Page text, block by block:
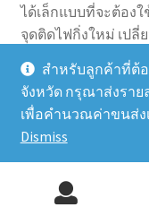
ได้เล็กแบบที่จะต้อง
จุดติดไฟกิ่งใหม่ เปลี่
อ่างอาบน้ำ แค่นี้ก็ดู
อารมณ์โดยรวมก็เป
สำหรับลูกค้าที่ต้อ
จังหวัด กรุณาส่งราย
เพื่อคำนวณค่าขนส่
Dismiss